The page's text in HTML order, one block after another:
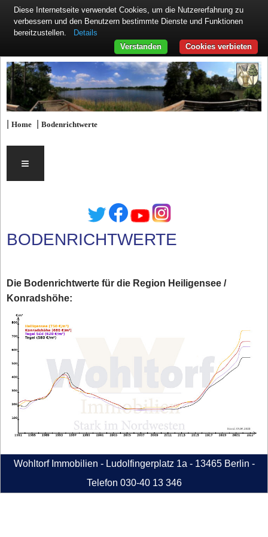
|Home |Bodenrichtwerte
≡
BODENRICHTWERTE
Die Bodenrichtwerte für die Region Heiligensee /
Konradshöhe:
Wohltorf Immobilien - Ludolfingerplatz 1a - 13465 Berlin -
Telefon 030-40 13 346
Diese Internetseite verwendet Cookies, um die Nutzererfahrung zu
verbessern und den Benutzern bestimmte Dienste und Funktionen
bereitzustellen.
Details
Cookies verbieten
Verstanden